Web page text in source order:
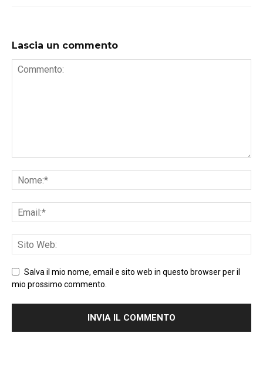
Lascia un commento
Salva il mio nome, email e sito web in questo browser per il
mio prossimo commento.